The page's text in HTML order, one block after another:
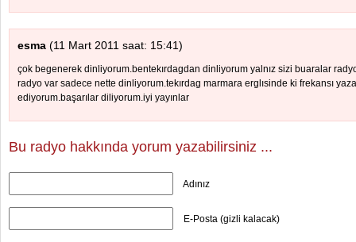
esma (11 Mart 2011 saat: 15:41)
çok begenerek dinliyorum.bentekırdagdan dinliyorum yalnız sizi buaralar
radyo var sadece nette dinliyorum.tekırdag marmara erglısinde ki frekansı
ediyorum.başarılar diliyorum.iyi yayınlar
Bu radyo hakkında yorum yazabilirsiniz ...
Adınız
E-Posta (gizli kalacak)